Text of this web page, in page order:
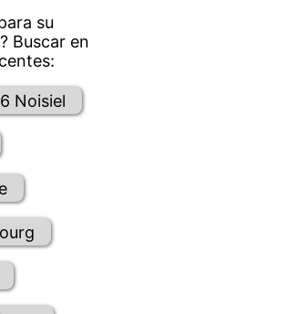
su
Buscar en
Noisiel